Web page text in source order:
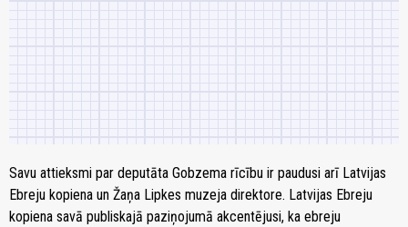
Savu attieksmi par deputāta Gobzema rīcību ir paudusi arī Latvijas
Ebreju kopiena un Žaņa Lipkes muzeja direktore. Latvijas Ebreju
kopiena savā publiskajā paziņojumā akcentējusi, ka ebreju